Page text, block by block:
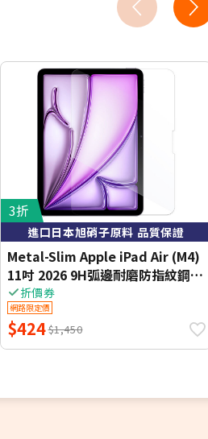
3折
進口日本旭硝子原料 品質保證
Metal-Slim Apple iPad Air (M4)
11吋 2026 9H弧邊耐磨防指紋鋼化
玻璃保護貼
折價券
網路限定價
$424$1,450